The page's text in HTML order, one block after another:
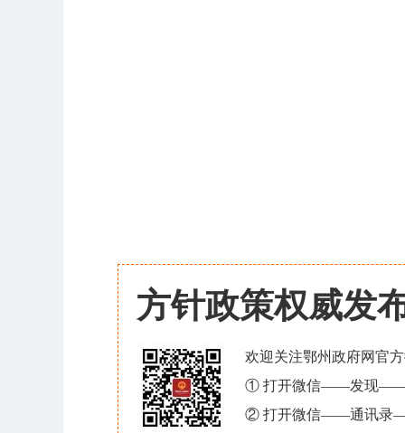
方针政策权威发
欢迎关注鄂州政府网官
① 打开微信——发现——
② 打开微信——通讯录